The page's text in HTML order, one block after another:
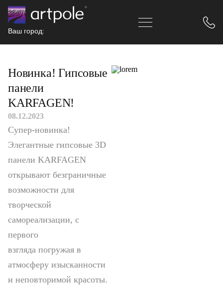
Ваш город:
Новинка! Гипсовые
панели
KARFAGEN!
08.12.2023
Супер-новинка!
Элегантные гипсовые 3D
панели KARFAGEN
открывают безграничные
возможности для
творческой
самореализации, с
первого
взгляда погружая в
атмосферу изысканности
и неповторимой красоты.